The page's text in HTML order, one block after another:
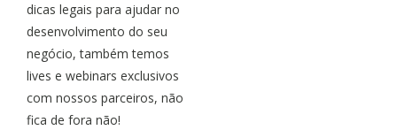
dicas legais para ajudar no
desenvolvimento do seu
negócio, também temos
lives e webinars exclusivos
com nossos parceiros, não
fica de fora não!